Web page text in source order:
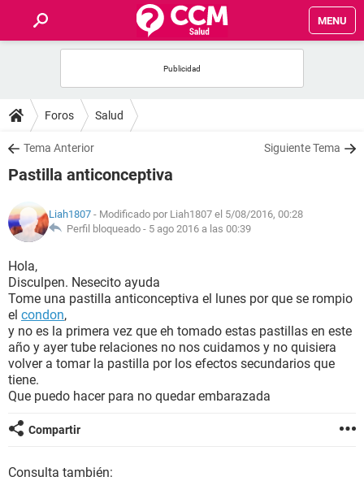
MENU
FOROS
SALUD
NUTRICIÓN
BIENESTAR
SEXUALIDAD
GLOSARIO
Foros Salud
Tema Anterior Siguiente Tema
Pastilla anticonceptiva
Liah1807 - Modificado por Liah1807 el 5/08/2016, 00:28
Perfil bloqueado - 5 ago 2016 a las 00:39
Hola,
Disculpen. Nesecito ayuda
Tome una pastilla anticonceptiva el lunes por que se rompio
el condon,
y no es la primera vez que eh tomado estas pastillas en este
año y ayer tube relaciones no nos cuidamos y no quisiera
volver a tomar la pastilla por los efectos secundarios que
tiene.
Que puedo hacer para no quedar embarazada
Compartir
Consulta también: